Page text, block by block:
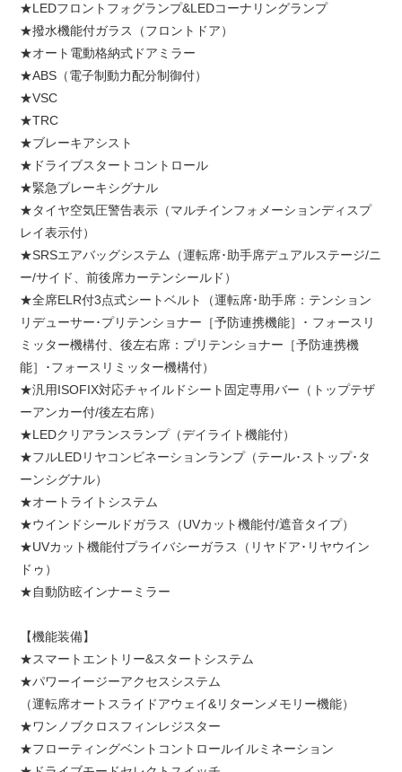
★LEDフロントフォグランプ&LEDコーナリングランプ
★撥水機能付ガラス（フロントドア）
★オート電動格納式ドアミラー
★ABS（電子制動力配分制御付）
★VSC
★TRC
★ブレーキアシスト
★ドライブスタートコントロール
★緊急ブレーキシグナル
★タイヤ空気圧警告表示（マルチインフォメーションディスプ
レイ表示付）
★SRSエアバッグシステム（運転席･助手席デュアルステージ/ニ
ー/サイド、前後席カーテンシールド）
★全席ELR付3点式シートベルト（運転席･助手席：テンション
リデューサー･プリテンショナー［予防連携機能］･ フォースリ
ミッター機構付、後左右席：プリテンショナー［予防連携機
能］･フォースリミッター機構付）
★汎用ISOFIX対応チャイルドシート固定専用バー（トップテザ
ーアンカー付/後左右席）
★LEDクリアランスランプ（デイライト機能付）
★フルLEDリヤコンビネーションランプ（テール･ストップ･タ
ーンシグナル）
★オートライトシステム
★ウインドシールドガラス（UVカット機能付/遮音タイプ）
★UVカット機能付プライバシーガラス（リヤドア･リヤウイン
ドゥ）
★自動防眩インナーミラー
【機能装備】
★スマートエントリー&スタートシステム
★パワーイージーアクセスシステム
（運転席オートスライドアウェイ&リターンメモリー機能）
★ワンノブクロスフィンレジスター
★フローティングベントコントロールイルミネーション